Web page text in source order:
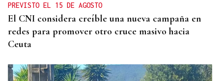
PREVISTO EL 15 DE AGOSTO
El CNI considera creíble una nueva campaña en
redes para promover otro cruce masivo hacia
Ceuta